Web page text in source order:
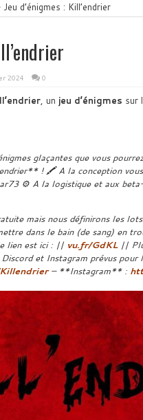
Jeu d’énigmes : Kill’endrier
2024 0
, un jeu d’énigmes sur
glaçantes que vous
! 🖍️ A la conception
⚙️ A la logistique et aux
mais nous définirons les
dans le bain (de sang) en
lien est ici : || vu.fr/GdKL||
et Instagram prévus
– **Instagram** :